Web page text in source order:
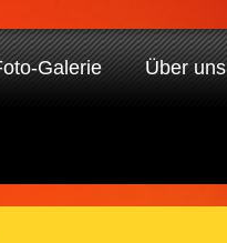
Galerie Über uns